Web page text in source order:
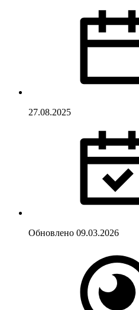
27.08.2025
Обновлено 09.03.2026